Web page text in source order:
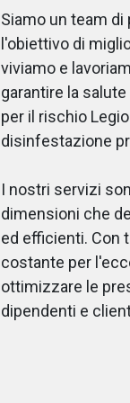
Siamo un team
l'obiettivo di
viviamo e
garantire la
per il rischio
disinfestazione
I nostri servizi
dimensioni che
ed efficienti. Con
costante per
ottimizzare le
dipendenti e